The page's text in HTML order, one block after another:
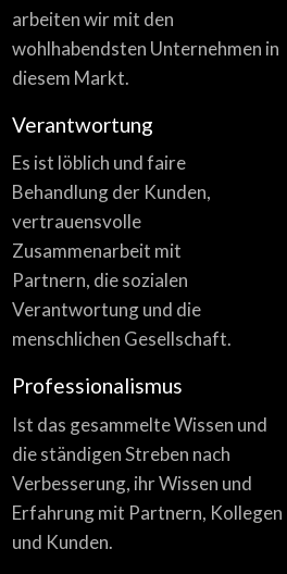
arbeiten wir mit den
wohlhabendsten Unternehmen in
diesem Markt.
Verantwortung
Es ist löblich und faire
Behandlung der Kunden,
vertrauensvolle
Zusammenarbeit mit
Partnern, die sozialen
Verantwortung und die
menschlichen Gesellschaft.
Professionalismus
Ist das gesammelte Wissen und
die ständigen Streben nach
Verbesserung, ihr Wissen und
Erfahrung mit Partnern, Kollegen
und Kunden.